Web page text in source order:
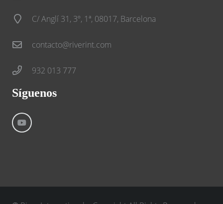
C/ Anglí 31, 3º, 1ª, 08017, Barcelona
contacto@riverint.com
932 013 777
Síguenos